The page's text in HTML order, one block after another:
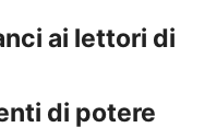
ai lettori di
di potere